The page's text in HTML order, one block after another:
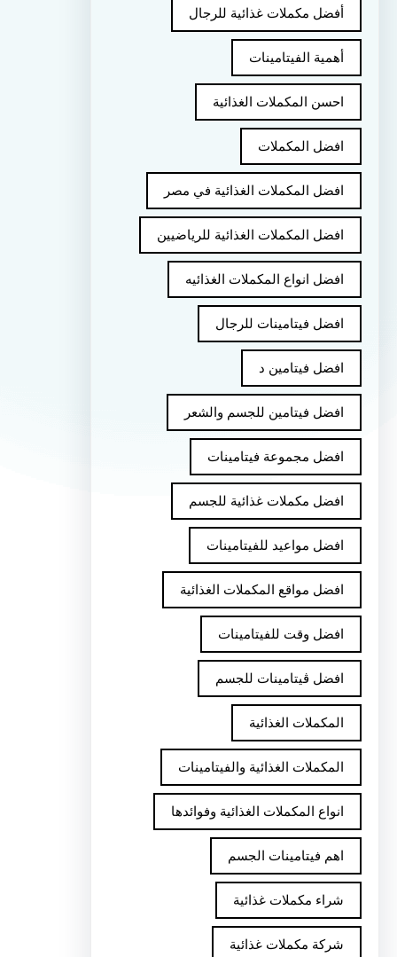
أفضل مكملات غذائية للرجال
أهمية الفيتامينات
احسن المكملات الغذائية
افضل المكملات
افضل المكملات الغذائية في مصر
افضل المكملات الغذائية للرياضيين
افضل انواع المكملات الغذائيه
افضل فيتامينات للرجال
افضل فيتامين د
افضل فيتامين للجسم والشعر
افضل مجموعة فيتامينات
افضل مكملات غذائية للجسم
افضل مواعيد للفيتامينات
افضل مواقع المكملات الغذائية
افضل وقت للفيتامينات
افضل ڤيتامينات للجسم
المكملات الغذائية
المكملات الغذائية والفيتامينات
انواع المكملات الغذائية وفوائدها
اهم فيتامينات الجسم
شراء مكملات غذائية
شركة مكملات غذائية